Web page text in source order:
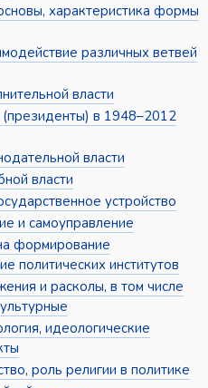
характеристика формы
различных ветвей
власти
(президенты) в 1948–2012
власти
власти
устройство
и самоуправление
формирование
политических институтов
и расколы, в том числе
идеологические
роль религии в политике